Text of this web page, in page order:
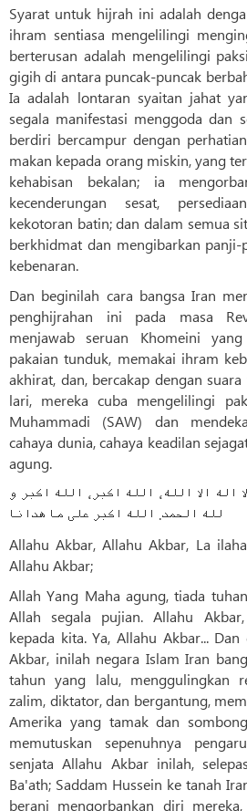
Syarat untuk hijrah ini adalah
ihram sentiasa mengelilingi
berterusan adalah mengelilingi
gigih di antara puncak-puncak
Ia adalah lontaran syaitan jahat
segala manifestasi menggoda dan
berdiri bercampur dengan
makan kepada orang miskin, yang
kehabisan bekalan; ia
kecenderungan sesat,
kekotoran batin; dan dalam semua
berkhidmat dan mengibarkan panji-
kebenaran.
Dan beginilah cara bangsa Iran
penghijrahan ini pada masa
menjawab seruan Khomeini
pakaian tunduk, memakai ihram
akhirat, dan, bercakap dengan
lari, mereka cuba mengelilingi
Muhammadi (SAW) dan
cahaya dunia, cahaya keadilan
agung.
اله الا الله، الله اكبر، الله اكبر و
لله الحمد. الله اکبر علی ما هدانا
Allahu Akbar, Allahu Akbar, La
Allahu Akbar;
Allah Yang Maha agung, tiada
Allah segala pujian. Allahu
kepada kita. Ya, Allahu Akbar...
Akbar, inilah negara Islam Iran
tahun yang lalu, menggulingkan
zalim, diktator, dan bergantung,
Amerika yang tamak dan
memutuskan sepenuhnya
senjata Allahu Akbar inilah,
Ba'ath; Saddam Hussein ke tanah
berani mengorbankan diri